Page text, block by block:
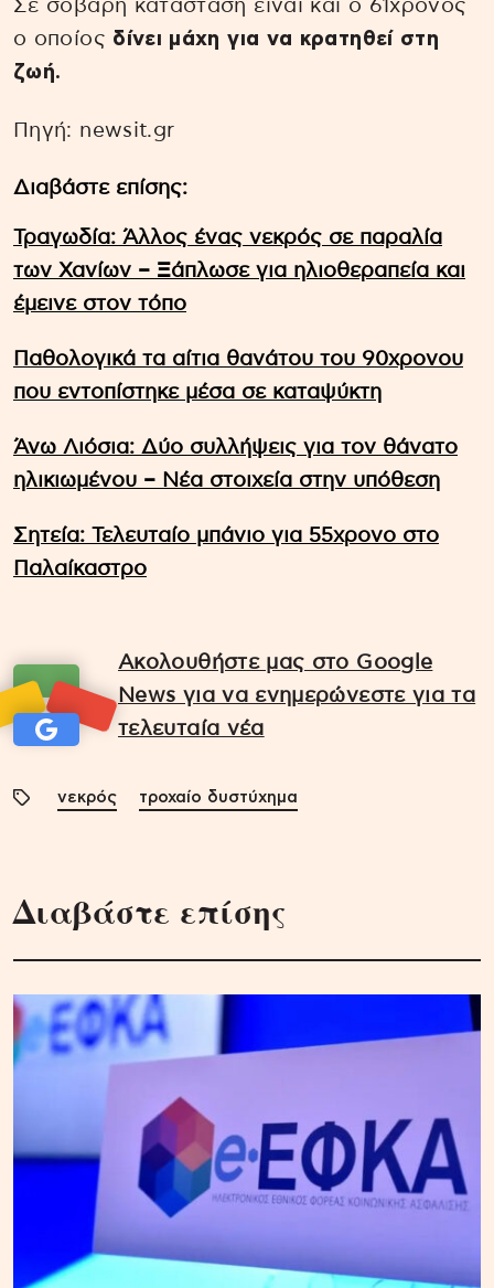
Σε σοβαρή κατάσταση είναι και ο 61χρονος
ο οποίος δίνει μάχη για να κρατηθεί στη
ζωή.
Πηγή: newsit.gr
Διαβάστε επίσης:
Τραγωδία: Άλλος ένας νεκρός σε παραλία
των Χανίων – Ξάπλωσε για ηλιοθεραπεία και
έμεινε στον τόπο
Παθολογικά τα αίτια θανάτου του 90χρονου
που εντοπίστηκε μέσα σε καταψύκτη
Άνω Λιόσια: Δύο συλλήψεις για τον θάνατο
ηλικιωμένου – Νέα στοιχεία στην υπόθεση
Σητεία: Τελευταίο μπάνιο για 55χρονο στο
Παλαίκαστρο
Ακολουθήστε μας στο Google
News για να ενημερώνεστε για τα
τελευταία νέα
νεκρός τροχαίο δυστύχημα
Διαβάστε επίσης